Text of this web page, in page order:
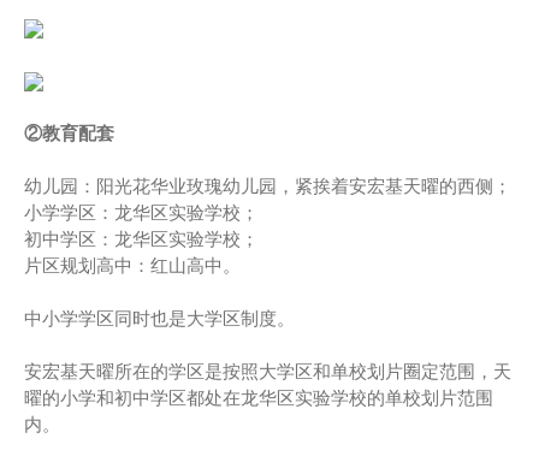
②教育配套
幼儿园：阳光花华业玫瑰幼儿园，紧挨着安宏基天曜的西侧；
小学学区：龙华区实验学校；
初中学区：龙华区实验学校；
片区规划高中：红山高中。
中小学学区同时也是大学区制度。
安宏基天曜所在的学区是按照大学区和单校划片圈定范围，天
曜的小学和初中学区都处在龙华区实验学校的单校划片范围
内。